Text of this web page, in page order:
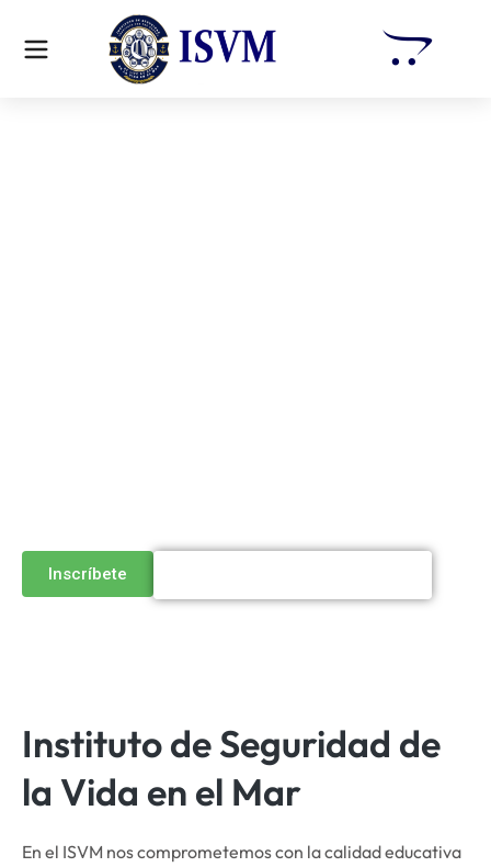
Inscríbete
Instituto de Seguridad de
la Vida en el Mar
En el ISVM nos comprometemos con la calidad educativa